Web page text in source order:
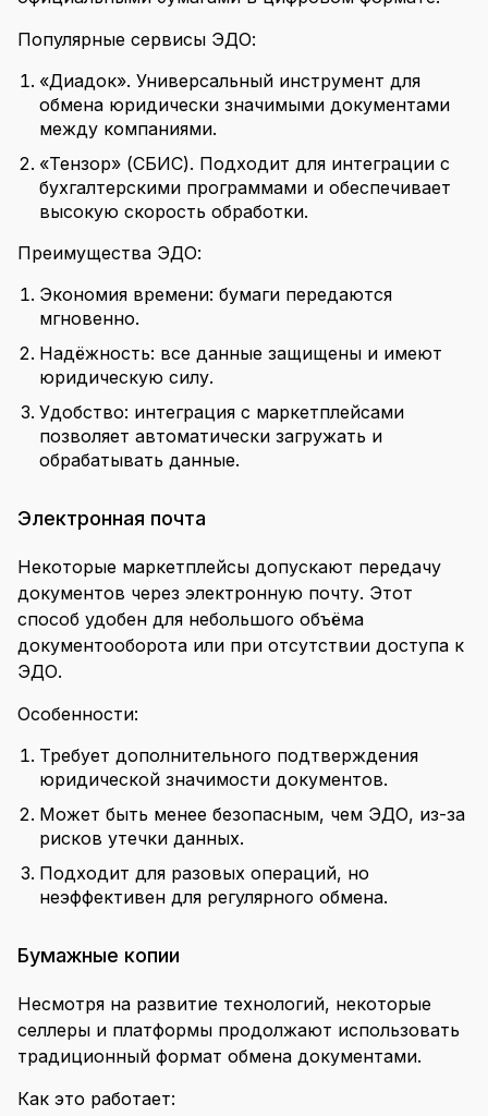
Популярные сервисы ЭДО:
«Диадок». Универсальный инструмент для
обмена юридически значимыми документами
между компаниями.
«Тензор» (СБИС). Подходит для интеграции с
бухгалтерскими программами и обеспечивает
высокую скорость обработки.
Преимущества ЭДО:
Экономия времени: бумаги передаются
мгновенно.
Надёжность: все данные защищены и имеют
юридическую силу.
Удобство: интеграция с маркетплейсами
позволяет автоматически загружать и
обрабатывать данные.
Электронная почта
Некоторые маркетплейсы допускают передачу
документов через электронную почту. Этот
способ удобен для небольшого объёма
документооборота или при отсутствии доступа к
ЭДО.
Особенности:
Требует дополнительного подтверждения
юридической значимости документов.
Может быть менее безопасным, чем ЭДО, из-за
рисков утечки данных.
Подходит для разовых операций, но
неэффективен для регулярного обмена.
Бумажные копии
Несмотря на развитие технологий, некоторые
селлеры и платформы продолжают использовать
традиционный формат обмена документами.
Как это работает: